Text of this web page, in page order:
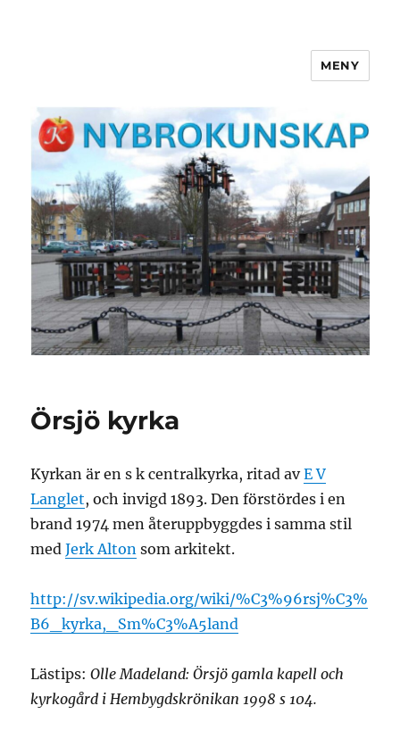
MENY
Örsjö kyrka
Kyrkan är en s k centralkyrka, ritad avE V
Langlet, och invigd 1893. Den förstördes i en
brand 1974 men återuppbyggdes i samma stil
medJerk Alton som arkitekt.
http://sv.wikipedia.org/wiki/%C3%96rsj%C3%
B6_kyrka,_Sm%C3%A5land
Lästips:Olle Madeland: Örsjö gamla kapell och
kyrkogård i Hembygdskrönikan 1998 s 104.